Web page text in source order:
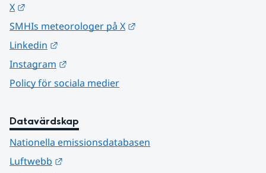
X
SMHIs meteorologer på X
Linkedin
Instagram
Policy för sociala medier
Datavärdskap
Nationella emissionsdatabasen
Luftwebb